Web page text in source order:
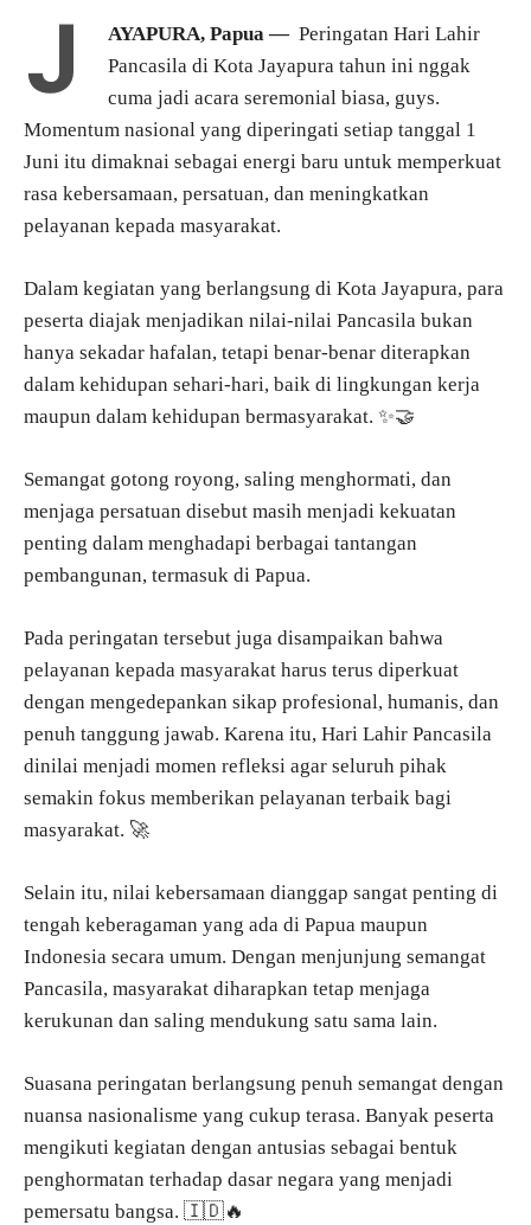
J AYAPURA, Papua — Peringatan Hari Lahir
Pancasila di Kota Jayapura tahun ini nggak
cuma jadi acara seremonial biasa, guys.
Momentum nasional yang diperingati setiap tanggal 1
Juni itu dimaknai sebagai energi baru untuk memperkuat
rasa kebersamaan, persatuan, dan meningkatkan
pelayanan kepada masyarakat.
Dalam kegiatan yang berlangsung di Kota Jayapura, para
peserta diajak menjadikan nilai-nilai Pancasila bukan
hanya sekadar hafalan, tetapi benar-benar diterapkan
dalam kehidupan sehari-hari, baik di lingkungan kerja
maupun dalam kehidupan bermasyarakat. ✨🤝
Semangat gotong royong, saling menghormati, dan
menjaga persatuan disebut masih menjadi kekuatan
penting dalam menghadapi berbagai tantangan
pembangunan, termasuk di Papua.
Pada peringatan tersebut juga disampaikan bahwa
pelayanan kepada masyarakat harus terus diperkuat
dengan mengedepankan sikap profesional, humanis, dan
penuh tanggung jawab. Karena itu, Hari Lahir Pancasila
dinilai menjadi momen refleksi agar seluruh pihak
semakin fokus memberikan pelayanan terbaik bagi
masyarakat. 🚀
Selain itu, nilai kebersamaan dianggap sangat penting di
tengah keberagaman yang ada di Papua maupun
Indonesia secara umum. Dengan menjunjung semangat
Pancasila, masyarakat diharapkan tetap menjaga
kerukunan dan saling mendukung satu sama lain.
Suasana peringatan berlangsung penuh semangat dengan
nuansa nasionalisme yang cukup terasa. Banyak peserta
mengikuti kegiatan dengan antusias sebagai bentuk
penghormatan terhadap dasar negara yang menjadi
pemersatu bangsa. 🇮🇩🔥